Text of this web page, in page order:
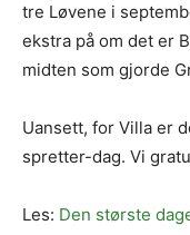
tre Løvene i
ekstra på om det er
midten som gjorde
Uansett, for Villa er
spretter-dag. Vi
Les: Den største